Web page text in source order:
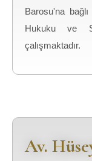
Barosu'na
Hukuku ve
çalışmaktadır.
Av.